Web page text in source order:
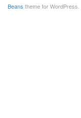
Beans theme for WordPress.